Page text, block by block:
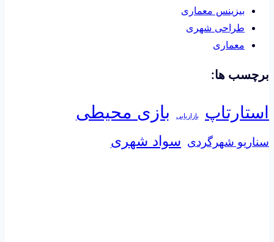
بیزینس معماری
طراحی شهری
معماری
برچسب ها:
استارتاپ بازاریابی بازی محیطی
سناریو شهرگردی سواد شهری